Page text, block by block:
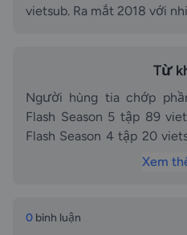
vietsub. Ra mắt 2018 với
Từ
Người hùng tia chớp
Flash Season 5 tập 89 vietsub, tập 20
Flash Season 4 tập 20
thế cô ấy là!! vietsub
chớp phần 5 phần tập The Flash Season 4 tập 20
Xem
0 bình luận